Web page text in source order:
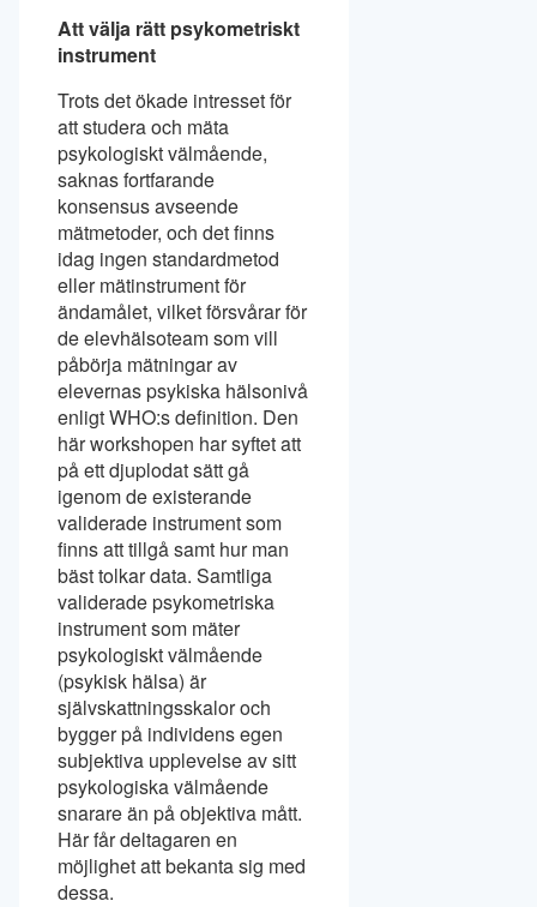
Att välja rätt psykometriskt
instrument
Trots det ökade intresset för
att studera och mäta
psykologiskt välmående,
saknas fortfarande
konsensus avseende
mätmetoder, och det finns
idag ingen standardmetod
eller mätinstrument för
ändamålet, vilket försvårar för
de elevhälsoteam som vill
påbörja mätningar av
elevernas psykiska hälsonivå
enligt WHO:s definition. Den
här workshopen har syftet att
på ett djuplodat sätt gå
igenom de existerande
validerade instrument som
finns att tillgå samt hur man
bäst tolkar data. Samtliga
validerade psykometriska
instrument som mäter
psykologiskt välmående
(psykisk hälsa) är
självskattningsskalor och
bygger på individens egen
subjektiva upplevelse av sitt
psykologiska välmående
snarare än på objektiva mått.
Här får deltagaren en
möjlighet att bekanta sig med
dessa.